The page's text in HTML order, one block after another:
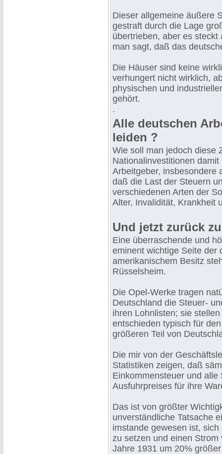
Dieser allgemeine äußere
gestraft durch die Lage
übertrieben, aber es
man sagt, daß das
Die Häuser sind keine
verhungert nicht wirklich,
physischen und
gehört.
.
Alle deutschen
leiden ?
Wie soll man jedoch diese
Nationalinvestitionen
Arbeitgeber, insbesondere
daß die Last der Steuern
verschiedenen Arten der
Alter, Invalidität, Krankheit
Und jetzt zurück
Eine überraschende und
eminent wichtige Seite der
amerikanischem Besitz
Rüsselsheim.
Die Opel-Werke tragen
Deutschland die Steuer-
ihren Lohnlisten; sie
entschieden typisch für
größeren Teil von
Die mir von der
Statistiken zeigen, daß
Einkommensteuer und
Ausfuhrpreises für ihre
Das ist von größter
unverständliche Tatsache
imstande gewesen ist,
zu setzen und einen
Jahre 1931 um 20%